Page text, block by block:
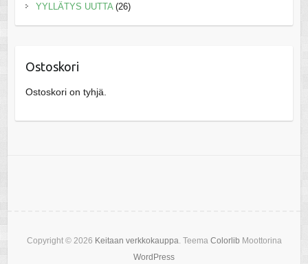
YYLLÄTYS UUTTA (26)
Ostoskori
Ostoskori on tyhjä.
Copyright © 2026 Keitaan verkkokauppa. Teema Colorlib Moottorina
WordPress